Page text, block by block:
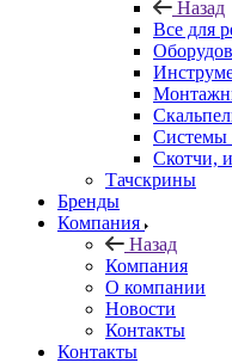
Назад
Все для
Системы
Скотчи,
Тачскрины
Бренды
Компания
Назад
Компания
О компании
Новости
Контакты
Контакты